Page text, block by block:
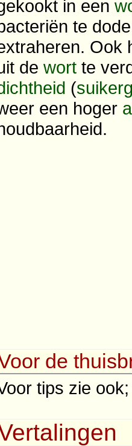
in een
te
Ook
de wort te
(
een hoger
de
tips zie